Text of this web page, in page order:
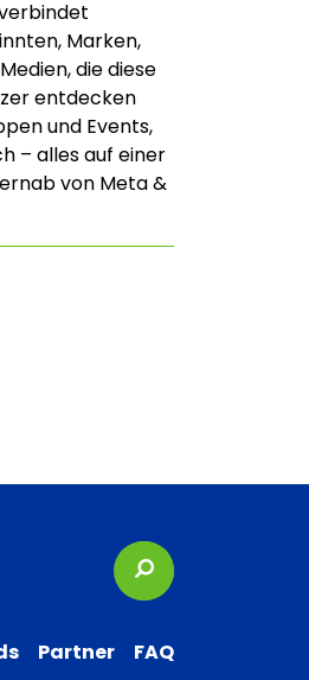
Marken,
die diese
entdecken
und Events,
– alles auf einer
von Meta &
Suchbegriffe
Partner FAQ